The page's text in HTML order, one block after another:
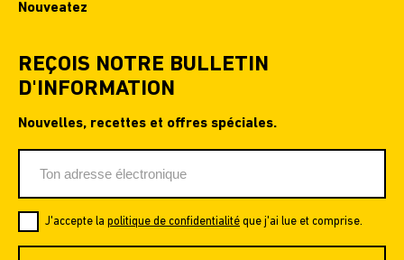
Nouveatez
REÇOIS NOTRE BULLETIN
D'INFORMATION
Nouvelles, recettes et offres spéciales.
J'accepte la politique de confidentialité que j'ai lue et comprise.